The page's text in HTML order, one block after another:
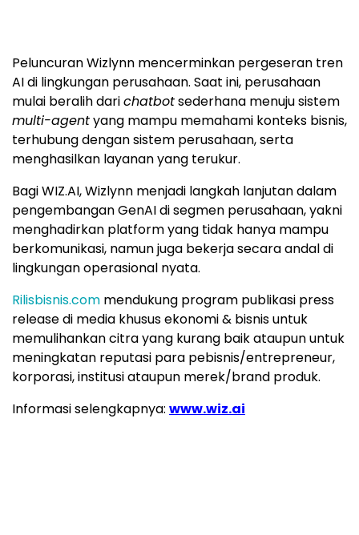
Peluncuran Wizlynn mencerminkan pergeseran tren
AI di lingkungan perusahaan. Saat ini, perusahaan
mulai beralih darichatbotsederhana menuju sistem
multi-agentyang mampu memahami konteks bisnis,
terhubung dengan sistem perusahaan, serta
menghasilkan layanan yang terukur.
Bagi WIZ.AI, Wizlynn menjadi langkah lanjutan dalam
pengembangan GenAI di segmen perusahaan, yakni
menghadirkan platform yang tidak hanya mampu
berkomunikasi, namun juga bekerja secara andal di
lingkungan operasional nyata.
Rilisbisnis.com mendukung program publikasi press
release di media khusus ekonomi & bisnis untuk
memulihankan citra yang kurang baik ataupun untuk
meningkatan reputasi para pebisnis/entrepreneur,
korporasi, institusi ataupun merek/brand produk.
Informasi selengkapnya: www.wiz.ai